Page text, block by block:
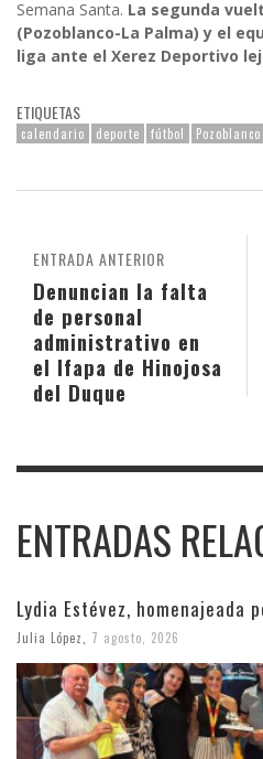
Semana Santa. La segunda
(Pozoblanco-La Palma) y el
liga ante el Xerez Deportivo
ETIQUETAS
calendario deporte fútbol Pozoblanco
ENTRADA ANTERIOR
Denuncian la falta
de personal
administrativo en
el Ifapa de Hinojosa
del Duque
ENTRADAS
Lydia Estévez, homenajeada
Julia López 7 agosto, 2026